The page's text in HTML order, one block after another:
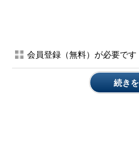
習を学ぶことを決めていた。日
入学までは半年の空き時間が出
タルのインキュベートファンド
験の新卒だったが、「知り合い
会員登録（無料）が必要です
続き